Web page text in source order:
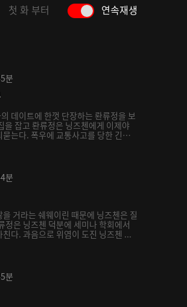
첫 화 부터 연속재생
분
데이트에 한껏 단장하는 롼류정을 보
을 잡고 롼류정은 닝즈첸에게 이제야
는다. 폭우에 교통사고를 당한 긴급
분
거라는 쉐웨이린 때문에 닝즈첸은 질
정은 닝즈첸 덕분에 세미나 학회에서
다. 과음으로 위염이 도진 닝즈첸 ...
분